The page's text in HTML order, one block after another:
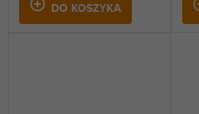
DO KOSZYKA